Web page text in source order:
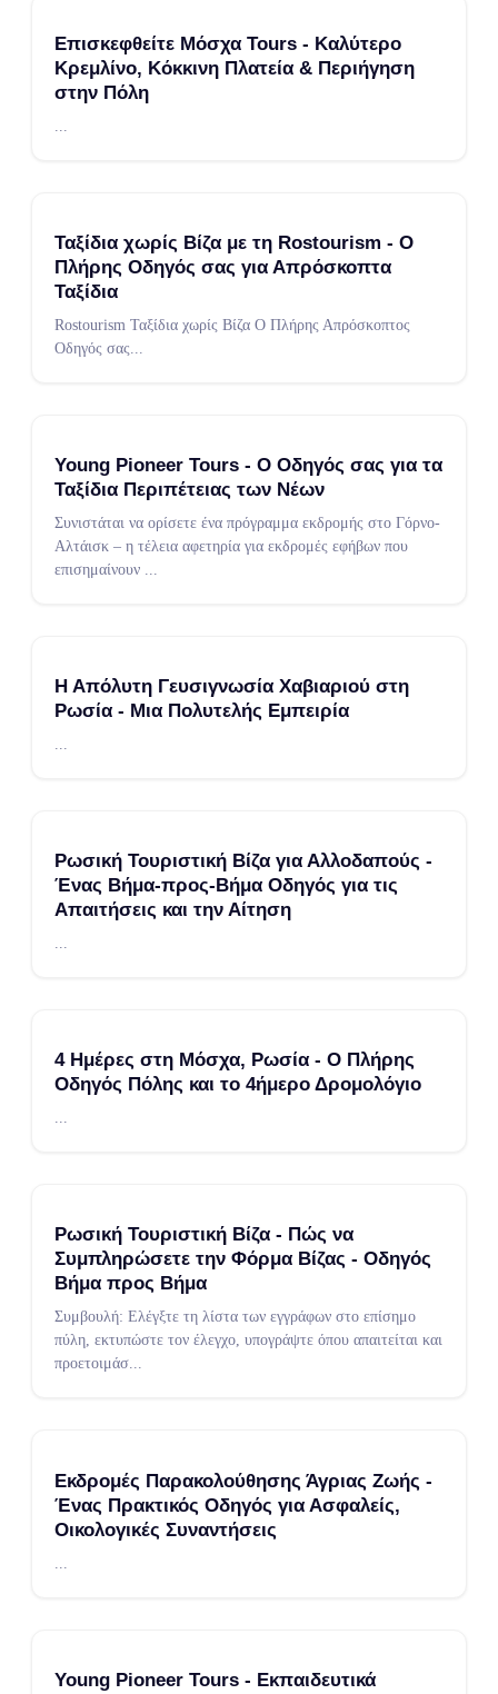
Επισκεφθείτε Μόσχα Tours - Καλύτερο
Κρεμλίνο, Κόκκινη Πλατεία & Περιήγηση
στην Πόλη
Ταξίδια χωρίς Βίζα με τη Rostourism - Ο
Πλήρης Οδηγός σας για Απρόσκοπτα
Ταξίδια
Rostourism Ταξίδια χωρίς Βίζα Ο Πλήρης Απρόσκοπτος
Οδηγός σας
Young Pioneer Tours - Ο Οδηγός σας για τα
Ταξίδια Περιπέτειας των Νέων
Συνιστάται να ορίσετε ένα πρόγραμμα εκδρομής στο Γόρνο-
Αλτάισκ – η τέλεια αφετηρία για εκδρομές εφήβων που
επισημαίνουν ...
Η Απόλυτη Γευσιγνωσία Χαβιαριού στη
Ρωσία - Μια Πολυτελής Εμπειρία
...
Ρωσική Τουριστική Βίζα για Αλλοδαπούς -
Ένας Βήμα-προς-Βήμα Οδηγός για τις
Απαιτήσεις και την Αίτηση
...
4 Ημέρες στη Μόσχα, Ρωσία - Ο Πλήρης
Οδηγός Πόλης και το 4ήμερο Δρομολόγιο
...
Ρωσική Τουριστική Βίζα - Πώς να
Συμπληρώσετε την Φόρμα Βίζας - Οδηγός
Βήμα προς Βήμα
Συμβουλή: Ελέγξτε τη λίστα των εγγράφων στο επίσημο
πύλη, εκτυπώστε τον έλεγχο, υπογράψτε όπου απαιτείται και
προετοιμάσ...
Εκδρομές Παρακολούθησης Άγριας Ζωής -
Ένας Πρακτικός Οδηγός για Ασφαλείς,
Οικολογικές Συναντήσεις
Young Pioneer Tours - Εκπαιδευτικά